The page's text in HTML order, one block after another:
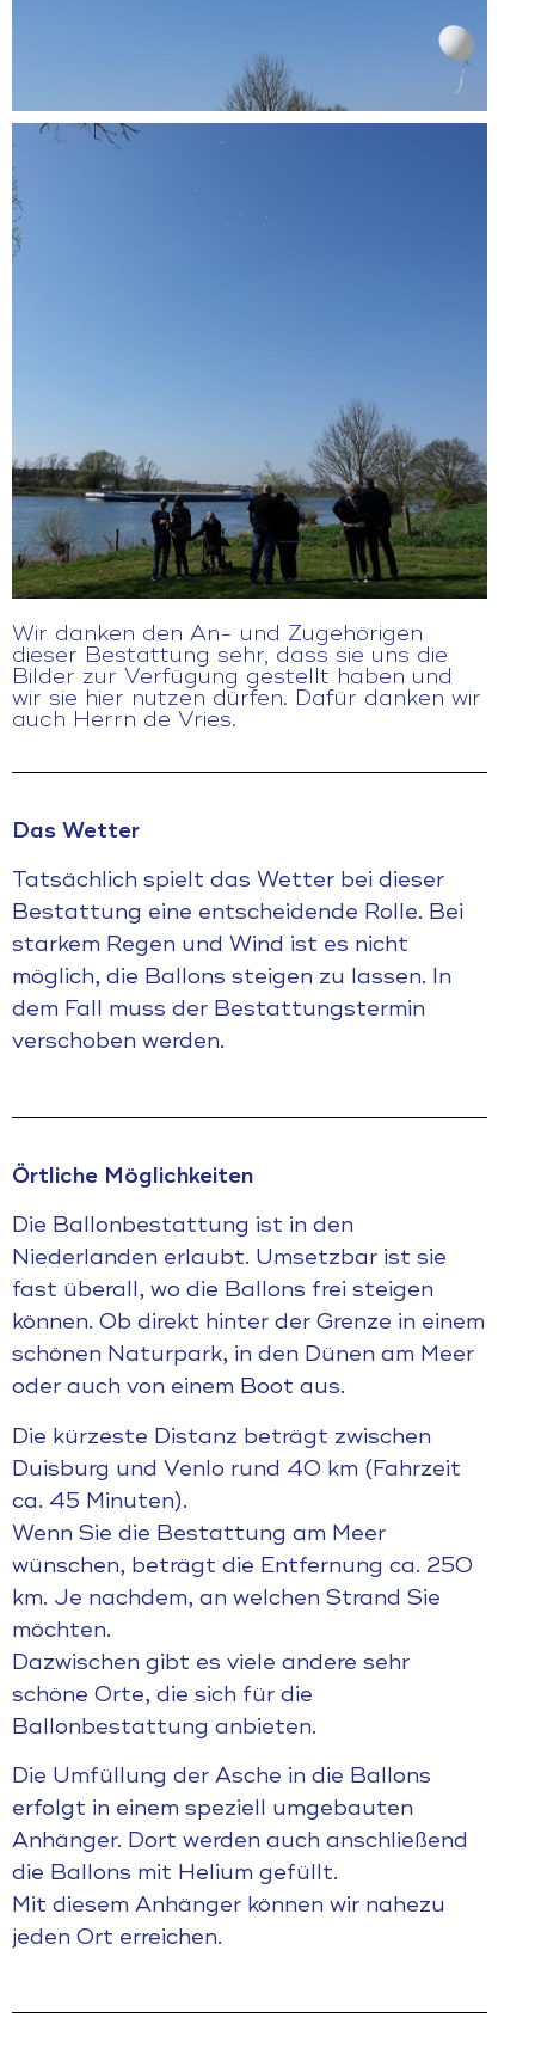
Wir danken den An- und Zugehörigen
dieser Bestattung sehr, dass sie uns die
Bilder zur Verfügung gestellt haben und
wir sie hier nutzen dürfen. Dafür danken wir
auch Herrn de Vries.
Das Wetter
Tatsächlich spielt das Wetter bei dieser
Bestattung eine entscheidende Rolle. Bei
starkem Regen und Wind ist es nicht
möglich, die Ballons steigen zu lassen. In
dem Fall muss der Bestattungstermin
verschoben werden.
Örtliche Möglichkeiten
Die Ballonbestattung ist in den
Niederlanden erlaubt. Umsetzbar ist sie
fast überall, wo die Ballons frei steigen
können. Ob direkt hinter der Grenze in einem
schönen Naturpark, in den Dünen am Meer
oder auch von einem Boot aus.
Die kürzeste Distanz beträgt zwischen
Duisburg und Venlo rund 40 km (Fahrzeit
ca. 45 Minuten).
Wenn Sie die Bestattung am Meer
wünschen, beträgt die Entfernung ca. 250
km. Je nachdem, an welchen Strand Sie
möchten.
Dazwischen gibt es viele andere sehr
schöne Orte, die sich für die
Ballonbestattung anbieten.
Die Umfüllung der Asche in die Ballons
erfolgt in einem speziell umgebauten
Anhänger. Dort werden auch anschließend
die Ballons mit Helium gefüllt.
Mit diesem Anhänger können wir nahezu
jeden Ort erreichen.